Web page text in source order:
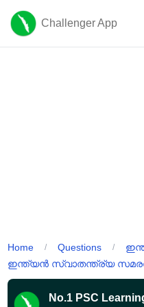
Challenger App
Home / Questions /
ഇന്ത്യൻ സ്വാതന്ത്ര്യ
No.1 PSC